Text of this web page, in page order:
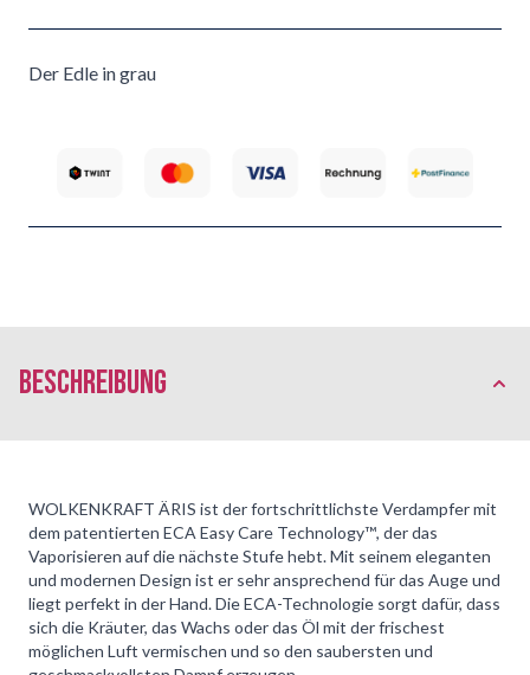
Der Edle in grau
Beschreibung
WOLKENKRAFT ÄRIS ist der fortschrittlichste Verdampfer mit
dem patentierten ECA Easy Care Technology™️, der das
Vaporisieren auf die nächste Stufe hebt. Mit seinem eleganten
und modernen Design ist er sehr ansprechend für das Auge und
liegt perfekt in der Hand. Die ECA-Technologie sorgt dafür, dass
sich die Kräuter, das Wachs oder das Öl mit der frischest
möglichen Luft vermischen und so den saubersten und